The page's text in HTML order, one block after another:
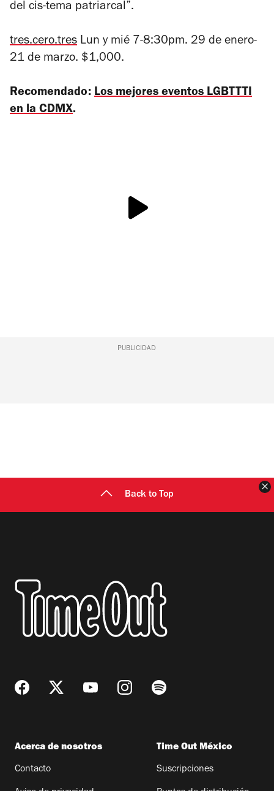
del cis-tema patriarcal”.
tres.cero.tres Lun y mié 7-8:30pm. 29 de enero-
21 de marzo. $1,000.
Recomendado: Los mejores eventos LGBTTTI
en la CDMX.
PUBLICIDAD
Back to Top
Acerca de nosotros
Contacto
Time Out México
Suscripciones